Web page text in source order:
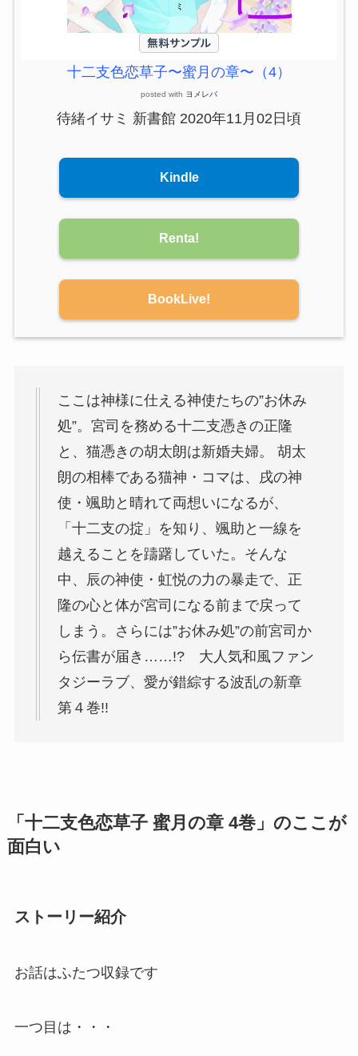
十二支色恋草子〜蜜月の章〜（4）
posted with ヨメレバ
待緒イサミ 新書館 2020年11月02日頃
Kindle
Renta!
BookLive!
ここは神様に仕える神使たちの”お休み
処”。宮司を務める十二支憑きの正隆
と、猫憑きの胡太朗は新婚夫婦。 胡太
朗の相棒である猫神・コマは、戌の神
使・颯助と晴れて両想いになるが、
「十二支の掟」を知り、颯助と一線を
越えることを躊躇していた。そんな
中、辰の神使・虹悦の力の暴走で、正
隆の心と体が宮司になる前まで戻って
しまう。さらには”お休み処”の前宮司か
ら伝書が届き……!? 大人気和風ファン
タジーラブ、愛が錯綜する波乱の新章
第４巻!!
「十二支色恋草子 蜜月の章 4巻」のここが
面白い
ストーリー紹介
お話はふたつ収録です
一つ目は・・・